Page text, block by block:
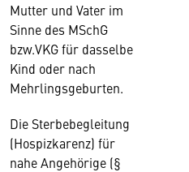
Mutter und Vater im
Sinne des MSchG
bzw.VKG für dasselbe
Kind oder nach
Mehrlingsgeburten.
Die Sterbebegleitung
(Hospizkarenz) für
nahe Angehörige (§